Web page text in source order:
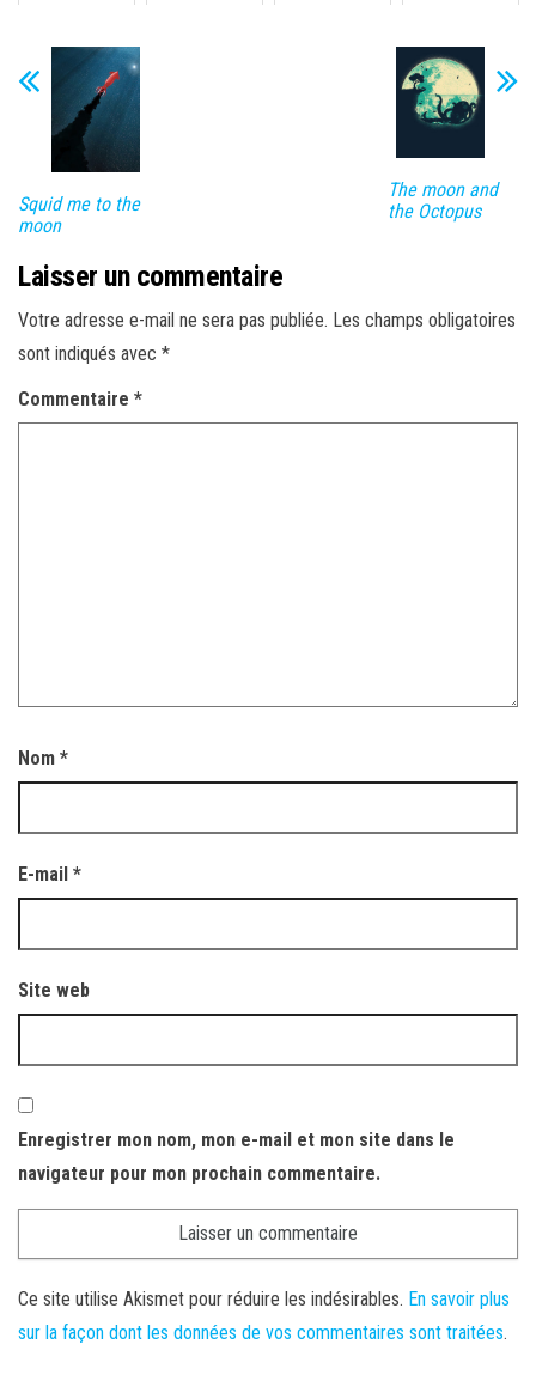
Squid me to the
moon
The moon and
the Octopus
Laisser un commentaire
Votre adresse e-mail ne sera pas publiée. Les champs obligatoires
sont indiqués avec *
Commentaire *
Nom *
E-mail *
Site web
Enregistrer mon nom, mon e-mail et mon site dans le
navigateur pour mon prochain commentaire.
Ce site utilise Akismet pour réduire les indésirables. En savoir plus
sur la façon dont les données de vos commentaires sont traitées.